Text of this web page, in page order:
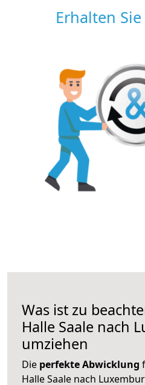
Erhalten
Was ist zu
Halle Saale nach
umziehen
Die perfekte Abwicklung
Halle Saale nach